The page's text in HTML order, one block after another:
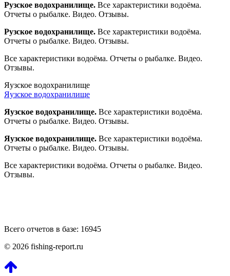
Рузское водохранилище. Все характеристики водоёма.
Отчеты о рыбалке. Видео. Отзывы.
Рузское водохранилище. Все характеристики водоёма.
Отчеты о рыбалке. Видео. Отзывы.
Все характеристики водоёма. Отчеты о рыбалке. Видео.
Отзывы.
Яузское водохранилище
Яузское водохранилище
Яузское водохранилище. Все характеристики водоёма.
Отчеты о рыбалке. Видео. Отзывы.
Яузское водохранилище. Все характеристики водоёма.
Отчеты о рыбалке. Видео. Отзывы.
Все характеристики водоёма. Отчеты о рыбалке. Видео.
Отзывы.
Всего отчетов в базе: 16945
© 2026 fishing-report.ru